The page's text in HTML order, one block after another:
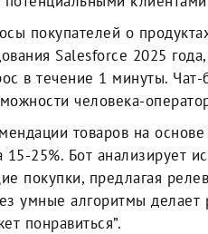
покупателей о
Salesforce 2025
в течение 1 минуты. Чат-
человека-
товаров на
25%. Бот анализирует
покупки, предлагая
умные алгоритмы
понравиться”.